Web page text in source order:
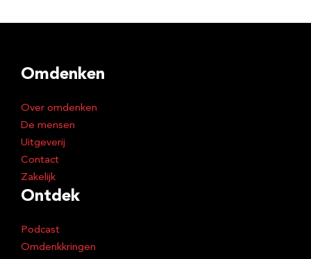
Omdenken
Over omdenken
De mensen
Uitgeverij
Contact
Zakelijk
Ontdek
Podcast
Omdenkkringen